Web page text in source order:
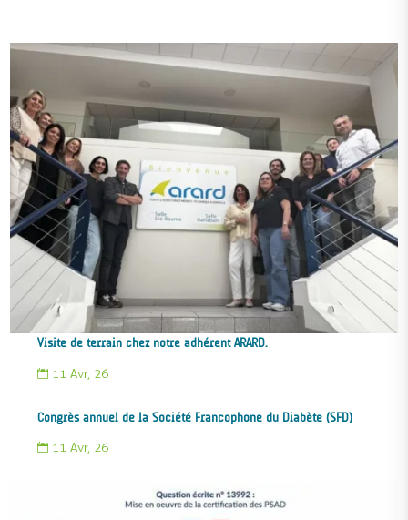
Visite de terrain chez notre adhérent ARARD.
 11 Avr, 26
Congrès annuel de la Société Francophone du Diabète (SFD)
 11 Avr, 26